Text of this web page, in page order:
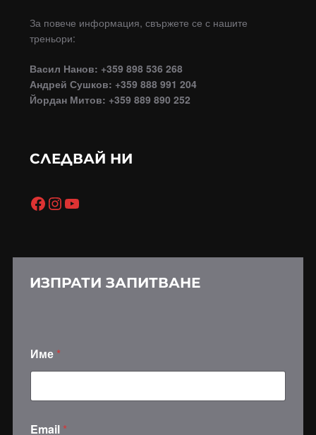
За повече информация, свържете се с нашите
треньори:
Васил Нанов: +359 898 536 268
Андрей Сушков: +359 888 991 204
Йордан Митов: +359 889 890 252
СЛЕДВАЙ НИ
Facebook
Instagram
YouTube
ИЗПРАТИ ЗАПИТВАНЕ
Име *
м
Email *